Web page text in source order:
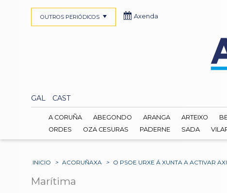
GAL CAST
OUTROS PERIÓDICOS Axenda
A CORUÑA ABEGONDO ARANGA ARTEIXO
ORDES
OZA CESURAS PADERNE SADA
INICIO > ACORUÑAXA > O PSOE URXE Á XUNTA A ACTIVAR
Marítima